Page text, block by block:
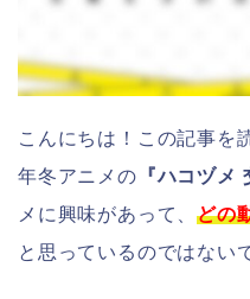
こんにちは！この記事を
年冬アニメの 『ハコヅメ
メに興味があって、どの
と思っているのではない